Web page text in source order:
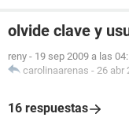
olvide clave y
reny - 19 sep 2009 a las
carolinaarenas - 26 abr
16 respuestas